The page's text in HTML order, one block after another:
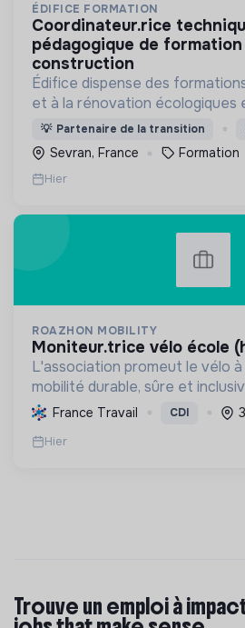
ÉDIFICE FORMATION
coordinateur.rice technique et
pédagogique de
construction
Édifice dispense des
et à la rénovation écologiques
le bâtiment. Nos formations
personnes en activité et des
d'emploi.
💡 Partenaire de la transition
Sevran, France Formation
Hier
ROAZHON MOBILITY
moniteur.trice vélo école
L'association promeut le vélo
mobilité durable, sûre et
pratique et la sécurité,
l'écologie.
France Travail CDI
Hier
Trouve un emploi à